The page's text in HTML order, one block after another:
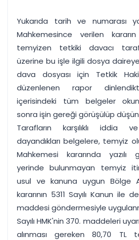
UYAP & UETS entegrasyonundan
Tüm özellikleri inceleyin
Yukarıda tarih ve numarası
Mahkemesince verilen
temyizen tetkiki davacı
üzerine bu işle ilgili dosya
dava dosyası için Tetkik
düzenlenen rapor
içerisindeki tüm belgeler
sonra işin gereği görüşülüp
Tarafların karşılıklı iddia
dayandıkları belgelere, temyiz
Mahkemesi kararında yazılı
yerinde bulunmayan temyiz
usul ve kanuna uygun Bölge
kararının 5311 Sayılı Kanun ile
maddesi göndermesiyle
Sayılı HMK'nin 370. maddeleri
alınması gereken 80,70 TL